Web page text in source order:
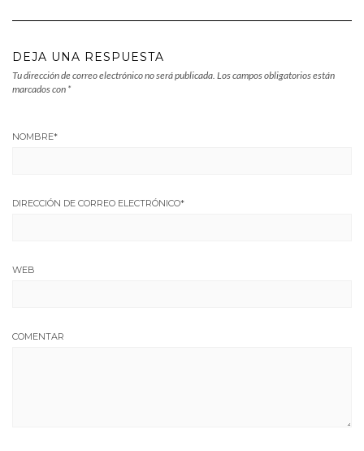
DEJA UNA RESPUESTA
Tu dirección de correo electrónico no será publicada. Los campos obligatorios están
marcados con *
NOMBRE*
DIRECCIÓN DE CORREO ELECTRÓNICO*
WEB
COMENTAR